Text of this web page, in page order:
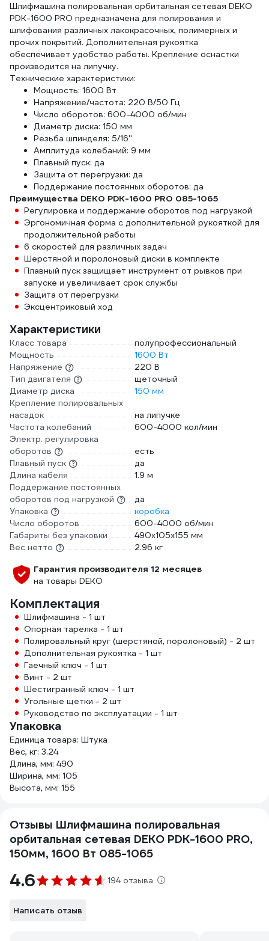
Шлифмашина полировальная орбитальная сетевая DEKO
PDK-1600 PRO предназначена для полирования и
шлифования различных лакокрасочных, полимерных и
прочих покрытий. Дополнительная рукоятка
обеспечивает удобство работы. Крепление оснастки
производится на липучку.
Технические характеристики:
Мощность: 1600 Вт
Напряжение/частота: 220 В/50 Гц
Число оборотов: 600-4000 об/мин
Диаметр диска: 150 мм
Резьба шпинделя: 5/16''
Амплитуда колебаний: 9 мм
Плавный пуск: да
Защита от перегрузки: да
Поддержание постоянных оборотов: да
Преимущества DEKO PDK-1600 PRO 085-1065
Регулировка и поддержание оборотов под нагрузкой
Эргономичная форма с дополнительной рукояткой для
продолжительной работы
6 скоростей для различных задач
Шерстяной и поролоновый диски в комплекте
Плавный пуск защищает инструмент от рывков при
запуске и увеличивает срок службы
Защита от перегрузки
Эксцентриковый ход
Характеристики
Класс товара
полупрофессиональный
Мощность
1600 Вт
Напряжение
220 В
Тип двигателя
щеточный
Диаметр диска
150 мм
Крепление полировальных
насадок
на липучке
Частота колебаний
600-4000 кол/мин
Электр. регулировка
оборотов
есть
Плавный пуск
да
Длина кабеля
1.9 м
Поддержание постоянных
оборотов под нагрузкой
да
Упаковка
коробка
Число оборотов
600-4000 об/мин
Габариты без упаковки
490х105х155 мм
Вес нетто
2.96 кг
Гарантия производителя 12 месяцев
на товары DEKO
Комплектация
Шлифмашина - 1 шт
Опорная тарелка - 1 шт
Полировальный круг (шерстяной, поролоновый) - 2 шт
Дополнительная рукоятка - 1 шт
Гаечный ключ - 1 шт
Винт - 2 шт
Шестигранный ключ - 1 шт
Угольные щетки - 2 шт
Руководство по эксплуатации - 1 шт
Упаковка
Единица товара: Штука
Вес, кг: 3.24
Длина, мм: 490
Ширина, мм: 105
Высота, мм: 155
Отзывы Шлифмашина полировальная
орбитальная сетевая DEKO PDK-1600 PRO,
150мм, 1600 Вт 085-1065
4.6 194 отзыва
Написать отзыв